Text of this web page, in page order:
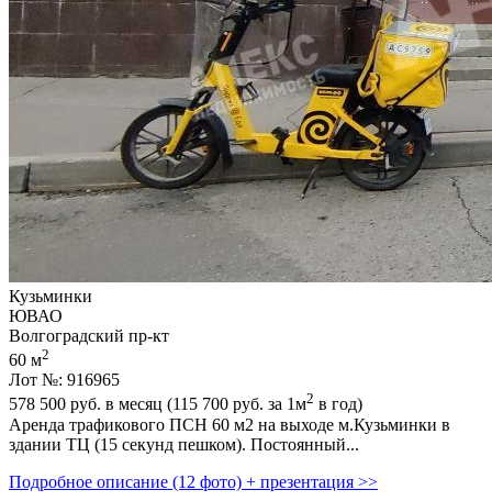
Кузьминки
ЮВАО
Волгоградский пр-кт
60 м2
Лот №: 916965
578 500 руб. в месяц (115 700 руб. за 1м2 в год)
Аренда трафикового ПСН 60 м2 на выходе м.Кузьминки в
здании ТЦ (15 секунд пешком). Постоянный...
Подробное описание (12 фото) + презентация >>